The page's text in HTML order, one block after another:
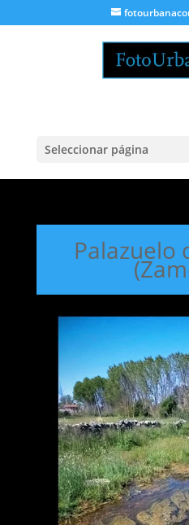
Seleccionar página
Palazuelo